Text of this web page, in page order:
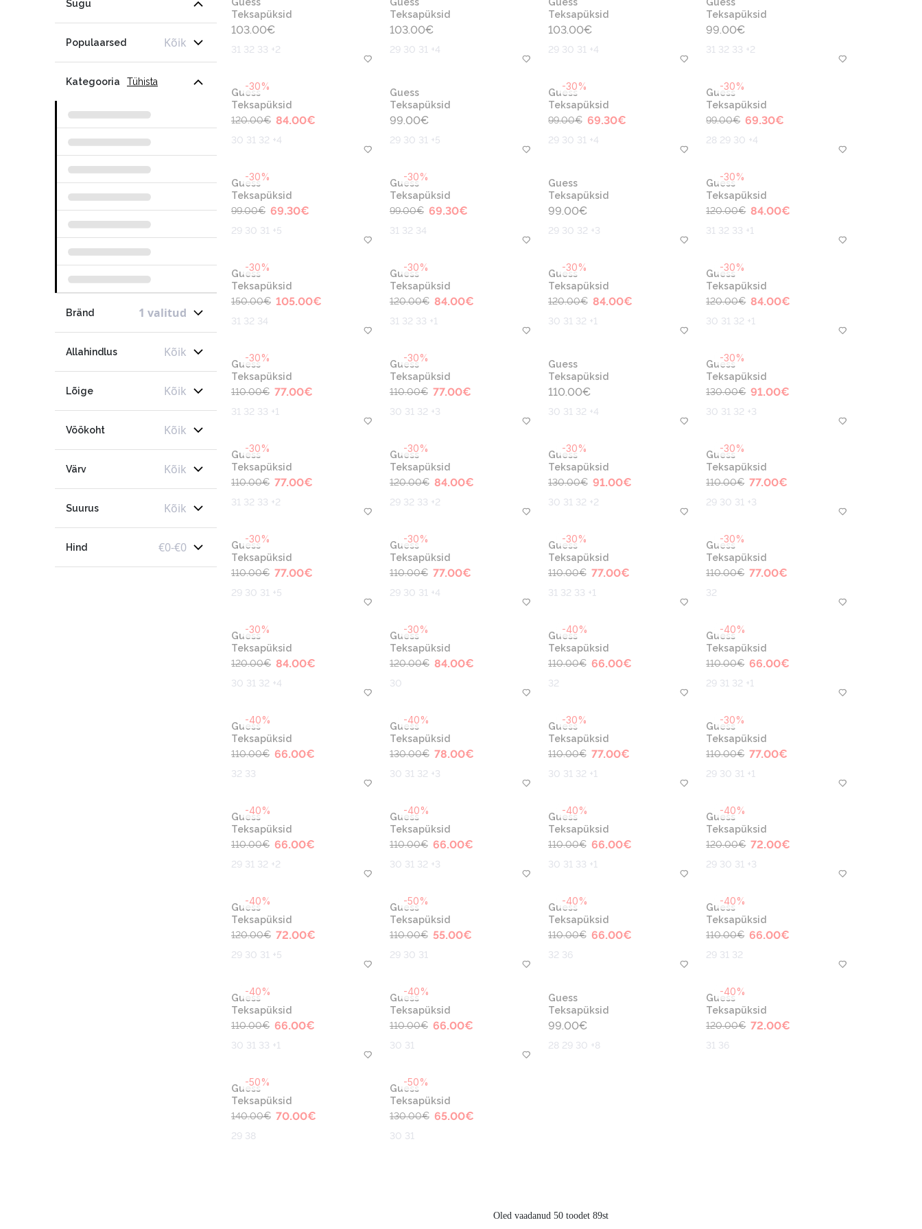
Sugu
Populaarsed Kõik
Kategooria Tühista
Bränd 1 valitud
Allahindlus Kõik
Lõige Kõik
Vöökoht Kõik
Värv Kõik
Suurus Kõik
Hind €0-€0
Teksapüksid
103.00€
31 32 33 +2
Teksapüksid
103.00€
29 30 31 +4
Teksapüksid
103.00€
29 30 31 +4
Teksapüksid
99.00€
31 32 33 +2
-30%
Guess
Teksapüksid
120.00€ 84.00€
30 31 32 +4
Guess
Teksapüksid
99.00€
29 30 31 +5
-30%
Guess
Teksapüksid
99.00€ 69.30€
29 30 31 +4
-30%
Guess
Teksapüksid
99.00€ 69.30€
28 29 30 +4
-30%
Guess
Teksapüksid
99.00€ 69.30€
29 30 31 +5
-30%
Guess
Teksapüksid
99.00€ 69.30€
31 32 34
Guess
Teksapüksid
99.00€
29 30 32 +3
-30%
Guess
Teksapüksid
120.00€ 84.00€
31 32 33 +1
-30%
Guess
Teksapüksid
150.00€ 105.00€
31 32 34
-30%
Guess
Teksapüksid
120.00€ 84.00€
31 32 33 +1
-30%
Guess
Teksapüksid
120.00€ 84.00€
30 31 32 +1
-30%
Guess
Teksapüksid
120.00€ 84.00€
30 31 32 +1
-30%
Guess
Teksapüksid
110.00€ 77.00€
31 32 33 +1
-30%
Guess
Teksapüksid
110.00€ 77.00€
30 31 32 +3
Guess
Teksapüksid
110.00€
30 31 32 +4
-30%
Guess
Teksapüksid
130.00€ 91.00€
30 31 32 +3
-30%
Guess
Teksapüksid
110.00€ 77.00€
31 32 33 +2
-30%
Guess
Teksapüksid
120.00€ 84.00€
29 32 33 +2
-30%
Guess
Teksapüksid
130.00€ 91.00€
30 31 32 +2
-30%
Guess
Teksapüksid
110.00€ 77.00€
29 30 31 +3
-30%
Guess
Teksapüksid
110.00€ 77.00€
29 30 31 +5
-30%
Guess
Teksapüksid
110.00€ 77.00€
29 30 31 +4
-30%
Guess
Teksapüksid
110.00€ 77.00€
31 32 33 +1
-30%
Guess
Teksapüksid
110.00€ 77.00€
32
-30%
Guess
Teksapüksid
120.00€ 84.00€
30 31 32 +4
-30%
Guess
Teksapüksid
120.00€ 84.00€
30
-40%
Guess
Teksapüksid
110.00€ 66.00€
32
-40%
Guess
Teksapüksid
110.00€ 66.00€
29 31 32 +1
-40%
Guess
Teksapüksid
110.00€ 66.00€
32 33
-40%
Guess
Teksapüksid
130.00€ 78.00€
30 31 32 +3
-30%
Guess
Teksapüksid
110.00€ 77.00€
30 31 32 +1
-30%
Guess
Teksapüksid
110.00€ 77.00€
29 30 31 +1
-40%
Guess
Teksapüksid
110.00€ 66.00€
29 31 32 +2
-40%
Guess
Teksapüksid
110.00€ 66.00€
30 31 32 +3
-40%
Guess
Teksapüksid
110.00€ 66.00€
30 31 33 +1
-40%
Guess
Teksapüksid
120.00€ 72.00€
29 30 31 +3
-40%
Guess
Teksapüksid
120.00€ 72.00€
29 30 31 +5
-50%
Guess
Teksapüksid
110.00€ 55.00€
29 30 31
-40%
Guess
Teksapüksid
110.00€ 66.00€
32 36
-40%
Guess
Teksapüksid
110.00€ 66.00€
29 31 32
-40%
Guess
Teksapüksid
110.00€ 66.00€
30 31 33 +1
-40%
Guess
Teksapüksid
110.00€ 66.00€
30 31
Guess
Teksapüksid
99.00€
28 29 30 +8
-40%
Guess
Teksapüksid
120.00€ 72.00€
31 36
-50%
Guess
Teksapüksid
140.00€ 70.00€
29 38
-50%
Guess
Teksapüksid
130.00€ 65.00€
30 31
Oled vaadanud 50 toodet 89st